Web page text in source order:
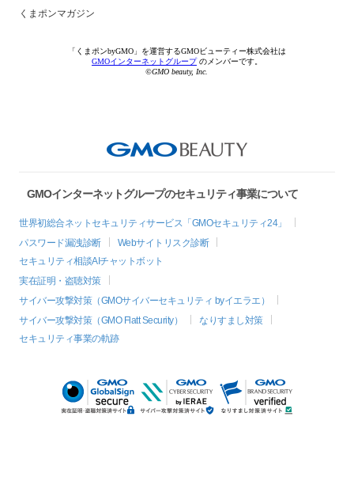
くまポンマガジン
「くまポンbyGMO」を運営するGMOビューティー株式会社は
GMOインターネットグループのメンバーです。
©GMO beauty, Inc.
GMOインターネットグループのセキュリティ事業について
世界初総合ネットセキュリティサービス「GMOセキュリティ24」
パスワード漏洩診断
Webサイトリスク診断
セキュリティ相談AIチャットボット
実在証明・盗聴対策
サイバー攻撃対策（GMOサイバーセキュリティ byイエラエ）
サイバー攻撃対策（GMO Flatt Security）
なりすまし対策
セキュリティ事業の軌跡